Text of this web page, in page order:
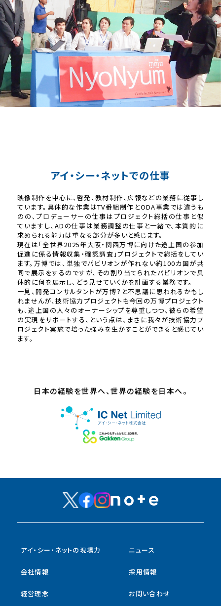
アイ・シー・ネットでの仕事
映像制作を中心に、啓発、教材制作、広報などの業務に従事し
ています。具体的な作業はTV番組制作とODA事業では違うも
のの、プロデューサーの仕事はプロジェクト総括の仕事と似
ていますし、ADの仕事は業務調整の仕事と一緒で、本質的に
求められる能力は重なる部分が多いと感じます。
現在は「全世界2025年大阪・関西万博に向けた途上国の参加
促進に係る情報収集・確認調査」プロジェクトで総括をしてい
ます。万博では、単独でパビリオンが作れない約100カ国が共
同で展示をするのですが、その割り当てられたパビリオンで具
体的に何を展示し、どう見せていくかを計画する業務です。
一見、開発コンサルタントが万博？と不思議に思われるかもし
れませんが、技術協力プロジェクトも今回の万博プロジェクト
も、途上国の人々のオーナーシップを尊重しつつ、彼らの希望
の実現をサポートする、という点は、まさに我々が技術協力プ
ロジェクト実施で培った強みを生かすことができると感じてい
ます。
日本の経験を世界へ、世界の経験を日本へ。
アイ・シー・ネットの現場力
会社情報
経営理念
ニュース
採用情報
お問い合わせ